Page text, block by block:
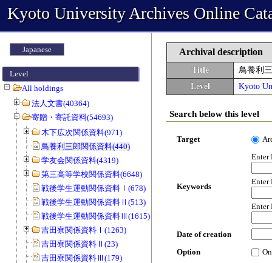
Kyoto University Archives Online
Japanese
Level
All holdings
法人文書(40364)
寄贈・寄託資料(54693)
木下広次関係資料(971)
鳥養利三郎関係資料(440)
学友会関係資料(4319)
第三高等学校関係資料(6648)
戦後学生運動関係資料Ⅰ(678)
戦後学生運動関係資料Ⅱ(513)
戦後学生運動関係資料Ⅲ(1615)
吉田寮関係資料Ⅰ(1263)
吉田寮関係資料Ⅱ(23)
吉田寮関係資料Ⅲ(179)
Archival description
Title
鳥養利
Level
Kyoto
Search below this level
Target
Keywords
Enter
Enter
Enter
Date of creation
Option